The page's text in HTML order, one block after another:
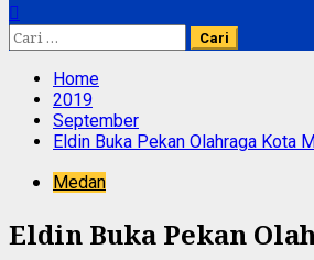
Cari
untuk:
Home
2019
September
Eldin Buka Pekan Olahraga Kota
Medan
Eldin Buka Pekan